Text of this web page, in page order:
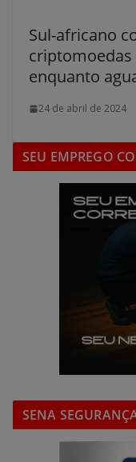
Sul-africano
enquanto
24 de abril de 2024
SEU EMPREGO
SENA